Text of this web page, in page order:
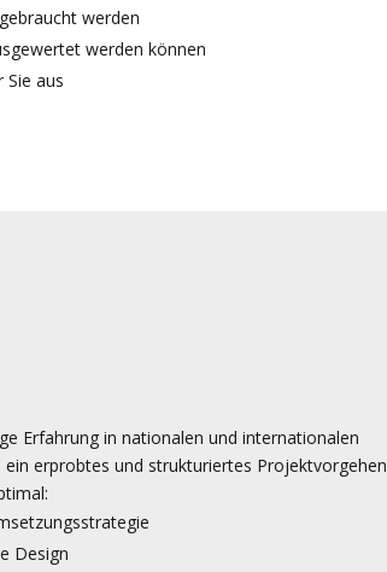
werden
werden können
Sie aus
Erfahrung in nationalen und internationalen
erprobtes und strukturiertes Projektvorgehen
Design